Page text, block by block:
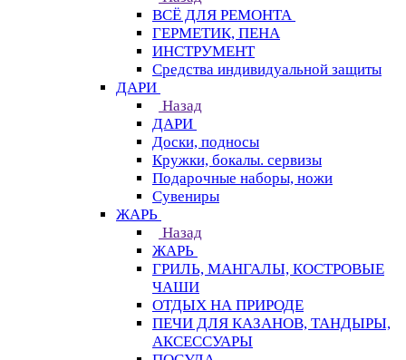
ВСЁ ДЛЯ РЕМОНТА
ГЕРМЕТИК, ПЕНА
ИНСТРУМЕНТ
Средства индивидуальной защиты
ДАРИ
Назад
ДАРИ
Доски, подносы
Кружки, бокалы. сервизы
Подарочные наборы, ножи
Сувениры
ЖАРЬ
Назад
ЖАРЬ
ГРИЛЬ, МАНГАЛЫ, КОСТРОВЫЕ
ЧАШИ
ОТДЫХ НА ПРИРОДЕ
ПЕЧИ ДЛЯ КАЗАНОВ, ТАНДЫРЫ,
АКСЕССУАРЫ